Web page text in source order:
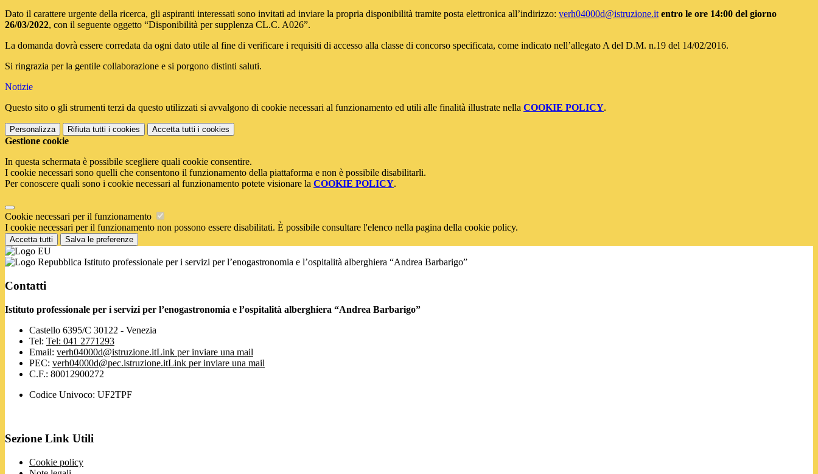
Dato il carattere urgente della ricerca, gli aspiranti interessati sono invitati ad inviare la propria disponibilità tramite posta elettronica all’indirizzo: verh04000d@istruzione.it entro le ore 14:00 del giorno
26/03/2022, con il seguente oggetto “Disponibilità per supplenza CL.C. A026”.
La domanda dovrà essere corredata da ogni dato utile al fine di verificare i requisiti di accesso alla classe di concorso specificata, come indicato nell’allegato A del D.M. n.19 del 14/02/2016.
Si ringrazia per la gentile collaborazione e si porgono distinti saluti.
Notizie
Questo sito o gli strumenti terzi da questo utilizzati si avvalgono di cookie necessari al funzionamento ed utili alle finalità illustrate nella COOKIE POLICY.
Personalizza Rifiuta tutti i cookies Accetta tutti i cookies
Gestione cookie
In questa schermata è possibile scegliere quali cookie consentire.
I cookie necessari sono quelli che consentono il funzionamento della piattaforma e non è possibile disabilitarli.
Per conoscere quali sono i cookie necessari al funzionamento potete visionare la COOKIE POLICY.
Cookie necessari per il funzionamento
I cookie necessari per il funzionamento non possono essere disabilitati. È possibile consultare l'elenco nella pagina della cookie policy.
Accetta tutti Salva le preferenze
Istituto professionale per i servizi per l’enogastronomia e l’ospitalità alberghiera “Andrea Barbarigo”
Contatti
Istituto professionale per i servizi per l’enogastronomia e l’ospitalità alberghiera “Andrea Barbarigo”
Castello 6395/C 30122 - Venezia
Tel: Tel: 041 2771293
Email: verh04000d@istruzione.itLink per inviare una mail
PEC: verh04000d@pec.istruzione.itLink per inviare una mail
C.F.: 80012900272
Codice Univoco: UF2TPF
Sezione Link Utili
Cookie policy